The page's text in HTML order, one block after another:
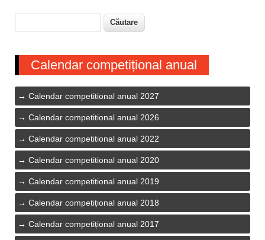
Formular de căutare
Calendar competițional anual
Calendar competitional anual 2027
Calendar competitional anual 2026
Calendar competitional anual 2022
Calendar competitional anual 2020
Calendar competitional anual 2019
Calendar competițional anual 2018
Calendar competițional anual 2017